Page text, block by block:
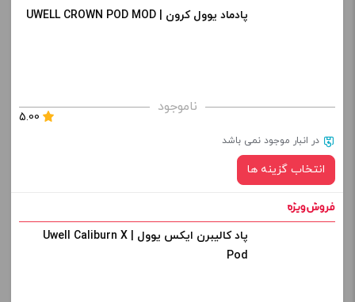
رنگ:
برای فعال شدن سبد خرید و نمایش قیمت ، گزینه های محصول را
+
پادماد یوول کرون | UWELL CROWN POD MOD
ناموجود
5.00
در انبار موجود نمی باشد
انتخاب گزینه ها
رنگ:
پاد کالیبرن ایکس یوول | Uwell Caliburn X
Pod